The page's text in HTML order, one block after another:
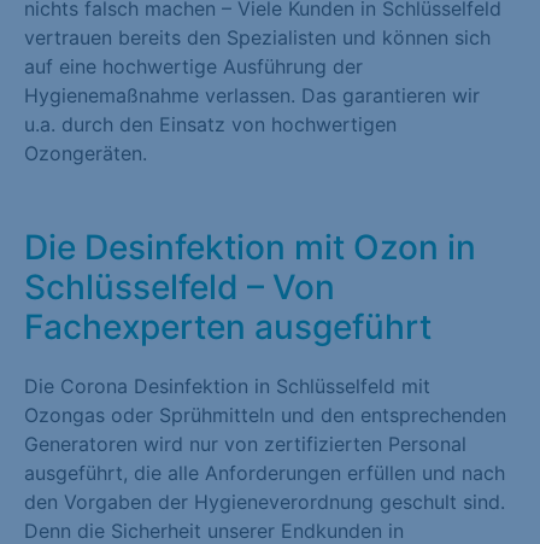
nichts falsch machen – Viele Kunden in Schlüsselfeld
vertrauen bereits den Spezialisten und können sich
auf eine hochwertige Ausführung der
Hygienemaßnahme verlassen. Das garantieren wir
u.a. durch den Einsatz von hochwertigen
Ozongeräten.
Die Desinfektion mit Ozon in
Schlüsselfeld – Von
Fachexperten ausgeführt
Die Corona Desinfektion in Schlüsselfeld mit
Ozongas oder Sprühmitteln und den entsprechenden
Generatoren wird nur von zertifizierten Personal
ausgeführt, die alle Anforderungen erfüllen und nach
den Vorgaben der Hygieneverordnung geschult sind.
Denn die Sicherheit unserer Endkunden in